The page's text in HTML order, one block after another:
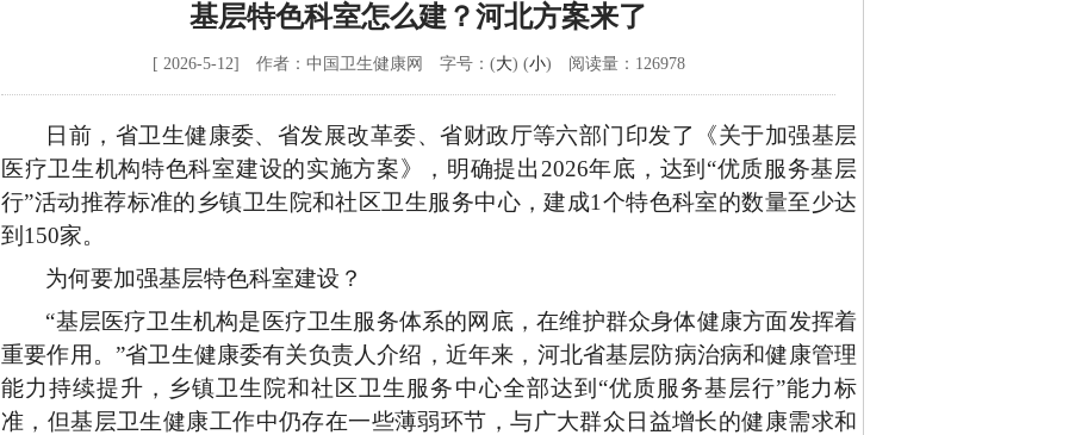
基层特色科室怎么建？河北方案来了
[ 2026-5-12] 作者：中国卫生健康网 字号：(大) (小) 阅读量：126978
日前，省卫生健康委、省发展改革委、省财政厅等六部门印发了《关于加强基层
医疗卫生机构特色科室建设的实施方案》，明确提出 2026年底，达到“优质服务基层
行”活动推荐标准的乡镇卫生院和社区卫生服务中心，建成1个特色科室的数量至少达
到150家。
为何要加强基层特色科室建设？
“基层医疗卫生机构是医疗卫生服务体系的网底，在维护群众身体健康方面发挥着
重要作用。”省卫生健康委有关负责人介绍，近年来，河北省基层防病治病和健康管理
能力持续提升，乡镇卫生院和社区卫生服务中心全部达到“优质服务基层行”能力标
准，但基层卫生健康工作中仍存在一些薄弱环节，与广大群众日益增长的健康需求和